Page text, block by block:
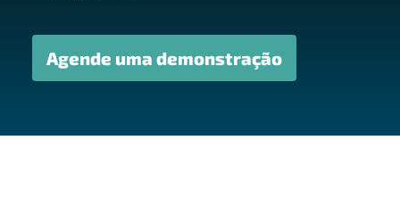
Agende uma demonstração